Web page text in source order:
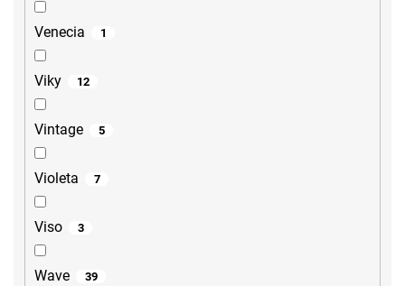
Venecia 1
Viky 12
Vintage 5
Violeta 7
Viso 3
Wave 39